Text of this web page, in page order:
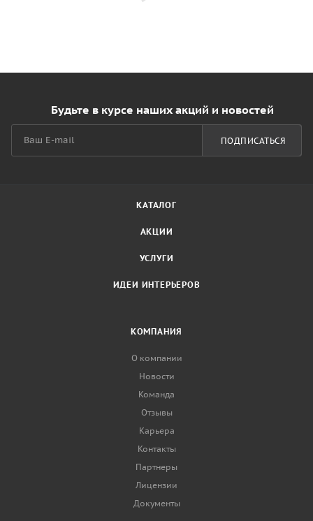
Будьте в курсе наших акций и новостей
ПОДПИСАТЬСЯ
КАТАЛОГ
АКЦИИ
УСЛУГИ
ИДЕИ ИНТЕРЬЕРОВ
КОМПАНИЯ
О компании
Новости
Команда
Отзывы
Карьера
Контакты
Партнеры
Лицензии
Документы